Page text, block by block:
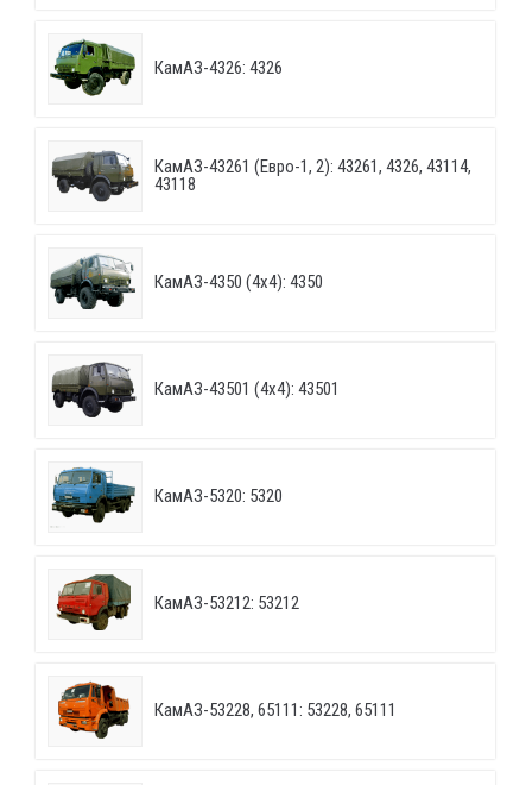
КамАЗ-4326: 4326
КамАЗ-43261 (Евро-1, 2): 43261, 4326, 43114,
43118
КамАЗ-4350 (4х4): 4350
КамАЗ-43501 (4х4): 43501
КамАЗ-5320: 5320
КамАЗ-53212: 53212
КамАЗ-53228, 65111: 53228, 65111